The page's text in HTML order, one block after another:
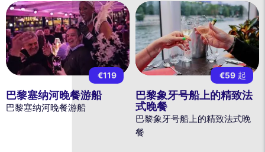
€119
巴黎塞纳河晚餐游船
巴黎塞纳河晚餐游船
€59起
巴黎象牙号船上的精致法
式晚餐
巴黎象牙号船上的精致法式晚
餐